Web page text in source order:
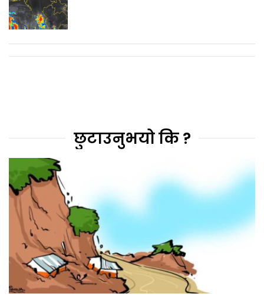
छुटाउनुभयो कि ?